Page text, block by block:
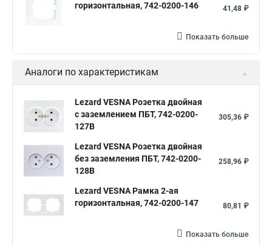
горизонтальная, 742-0200-146
41,48 ₽
Показать больше
Аналоги по характеристикам
Lezard VESNA Розетка двойная
с заземлением ПБТ, 742-0200-
127B
305,36 ₽
Lezard VESNA Розетка двойная
без заземления ПБТ, 742-0200-
128B
258,96 ₽
Lezard VESNA Рамка 2-ая
горизонтальная, 742-0200-147
80,81 ₽
Показать больше